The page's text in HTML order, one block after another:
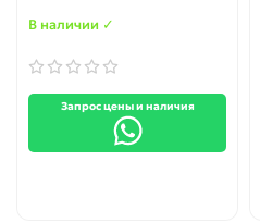
В наличии ✓
Запрос цены и наличия